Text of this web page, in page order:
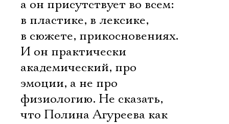
а он присутствует во всем:
в пластике, в лексике,
в сюжете, прикосновениях.
И он практически
академический, про
эмоции, а не про
физиологию. Не сказать,
что Полина Агуреева как